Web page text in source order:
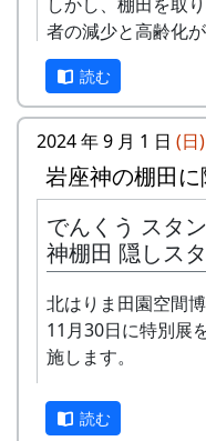
- アンジェラ
2
グリーンマウ
ボーイズ
-
グリーンマ
ボーイズ
ボーイズ
者の減少と高齢化
地の増大を生じてい
このような危機に
を守るためには、
全することが国民
棚田学会は、長年
蒙を行ってきまし
テーマに棚田の現
信して棚田の維持
こに、棚田学会主
ま」 フォトコンテ
す。奮ってご応募く
読む
2024 年 9 月 1 日 (日)
岩座神の棚田
でんくう スタ
神棚田 隠しス
北はりま田園空間
11月30日に特別展
施します。
正式なスタンプラ
できませんが、
読む